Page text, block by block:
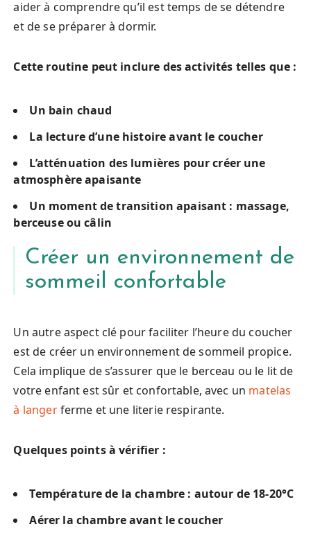
aider à comprendre qu’il est temps de se détendre
et de se préparer à dormir.
Cette routine peut inclure des activités telles que :
Un bain chaud
La lecture d’une histoire avant le coucher
L’atténuation des lumières pour créer une
atmosphère apaisante
Un moment de transition apaisant : massage,
berceuse ou câlin
Créer un environnement de
sommeil confortable
Un autre aspect clé pour faciliter l’heure du coucher
est de créer un environnement de sommeil propice.
Cela implique de s’assurer que le berceau ou le lit de
votre enfant est sûr et confortable, avec un matelas
à langerferme et une literie respirante.
Quelques points à vérifier :
Température de la chambre : autour de 18-20°C
Aérer la chambre avant le coucher